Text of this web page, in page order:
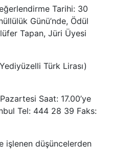
Tarihi: 30
Günü’nde, Ödül
Tapan, Jüri Üyesi
Türk Lirası)
Saat: 17.00’ye
Tel: 444 28 39 Faks:
işlenen düşüncelerden